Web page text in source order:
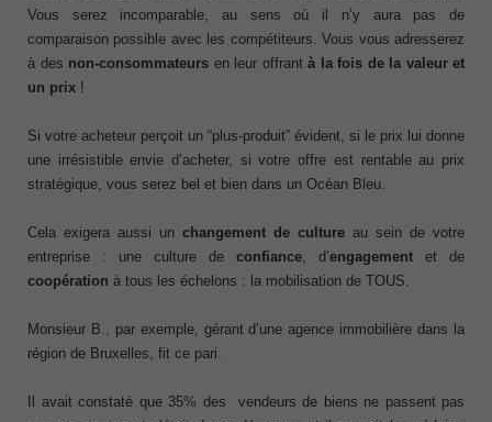
Vous serez incomparable, au sens où il n’y aura pas de
comparaison possible avec les compétiteurs. Vous vous adresserez
à des non-consommateurs en leur offrant à la fois de la valeur et
un prix !
Si votre acheteur perçoit un “plus-produit” évident, si le prix lui donne
une irrésistible envie d’acheter, si votre offre est rentable au prix
stratégique, vous serez bel et bien dans un Océan Bleu.
Cela exigera aussi un changement de culture au sein de votre
entreprise : une culture de confiance , d’engagement et de
coopération à tous les échelons : la mobilisation de TOUS.
Monsieur B., par exemple, gérant d’une agence immobilière dans la
région de Bruxelles, fit ce pari.
Il avait constaté que 35% des vendeurs de biens ne passent pas